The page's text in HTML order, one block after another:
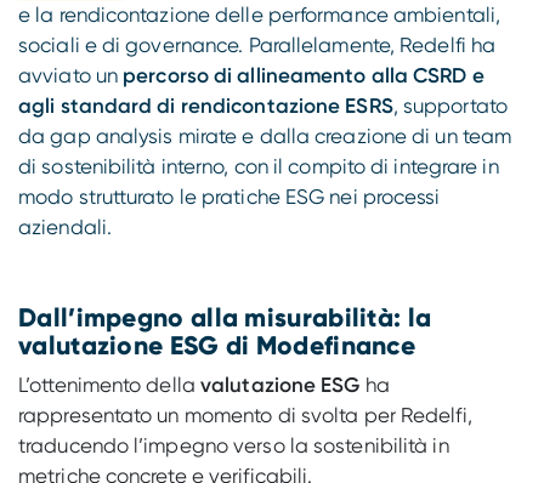
e la rendicontazione delle performance ambientali,
sociali e di governance. Parallelamente, Redelfi ha
avviato un percorso di allineamento alla CSRD e
agli standard di rendicontazione ESRS, supportato
da gap analysis mirate e dalla creazione di un team
di sostenibilità interno, con il compito di integrare in
modo strutturato le pratiche ESG nei processi
aziendali.
Dall’impegno alla misurabilità: la
valutazione ESG di Modefinance
L’ottenimento della valutazione ESG ha
rappresentato un momento di svolta per Redelfi,
traducendo l’impegno verso la sostenibilità in
metriche concrete e verificabili.